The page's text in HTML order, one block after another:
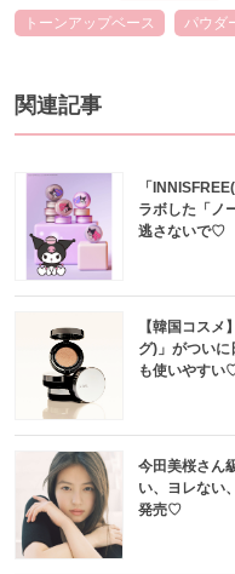
トーンアップベース パウダ
関連記事
「
ラボした「ノ
逃さないで♡
【韓国コス
グ)」がつい
も使いやすい
今田美桜さん
い、ヨレない
発売♡